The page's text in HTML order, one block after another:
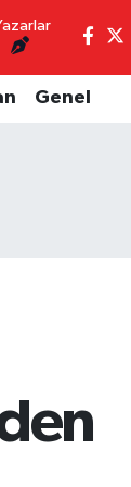
Genel